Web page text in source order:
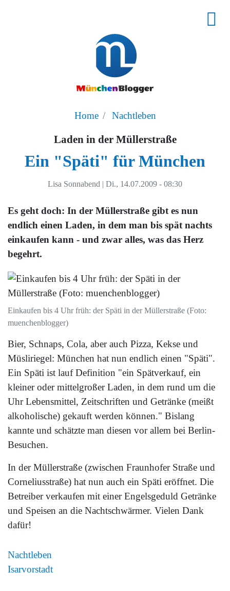
Home Nachtleben
Laden in der Müllerstraße
Ein "Späti" für München
Lisa Sonnabend | Di., 14.07.2009 - 08:30
Es geht doch: In der Müllerstraße gibt es nun
endlich einen Laden, in dem man bis spät nachts
einkaufen kann - und zwar alles, was das Herz
begehrt.
Einkaufen bis 4 Uhr früh: der Späti in der Müllerstraße (Foto:
muenchenblogger)
Bier, Schnaps, Cola, aber auch Pizza, Kekse und
Müsliriegel: München hat nun endlich einen "Späti".
Ein Späti ist lauf Definition "ein Spätverkauf, ein
kleiner oder mittelgroßer Laden, in dem rund um die
Uhr Lebensmittel, Zeitschriften und Getränke (meißt
alkoholische) gekauft werden können." Bislang
kannte und schätzte man diesen vor allem bei Berlin-
Besuchen.
In der Müllerstraße (zwischen Fraunhofer Straße und
Corneliusstraße) hat nun auch ein Späti eröffnet. Die
Betreiber verkaufen mit einer Engelsgeduld Getränke
und Speisen an die Nachtschwärmer. Vielen Dank
dafür!
Nachtleben
Isarvorstadt